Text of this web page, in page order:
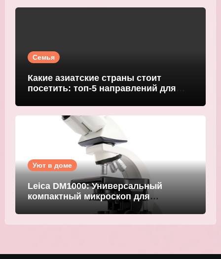
Семья
Какие азиатские страны стоит
посетить: топ-5 направлений для
Уют в доме
Leica DM1000: Универсальный
компактный микроскоп для
современных лабораторий